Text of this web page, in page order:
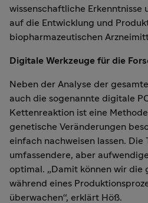
wissenschaftliche Erkenntnisse
auf die Entwicklung und
biopharmazeutischen
Digitale Werkzeuge für die
Neben der Analyse der
auch die sogenannte digitale
Kettenreaktion ist eine
genetische Veränderungen
einfach nachweisen lassen. Die
umfassendere, aber
optimal. „Damit können wir die
während eines
überwachen“, erklärt Höß.